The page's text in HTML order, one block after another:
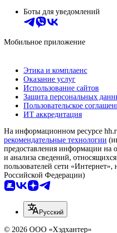
Боты для уведомлений
Мобильное приложение
Этика и комплаенс
Оказание услуг
Использование сайтов
Защита персональных
Пользовательское
ИТ аккредитация
На информационном ресурсе
рекомендательные технологии
предоставления информации на
и анализа сведений,
пользователей сети
Российской Федерации)
Русский
© 2026 ООО «Хэдхантер»